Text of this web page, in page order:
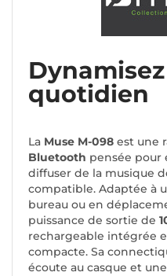
quotidien
La Muse M-098 est une
Bluetooth pensée pour
diffuser de la musique
compatible. Adaptée à
bureau ou en
puissance de sortie de
rechargeable intégrée
compacte. Sa
écoute au casque et